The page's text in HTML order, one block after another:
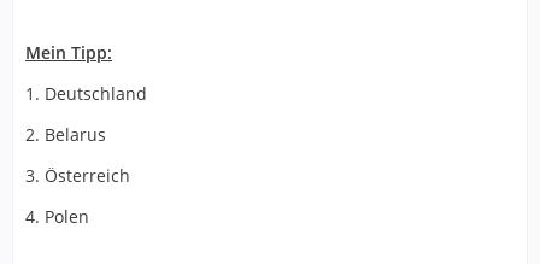
Mein Tipp:
1. Deutschland
2. Belarus
3. Österreich
4. Polen